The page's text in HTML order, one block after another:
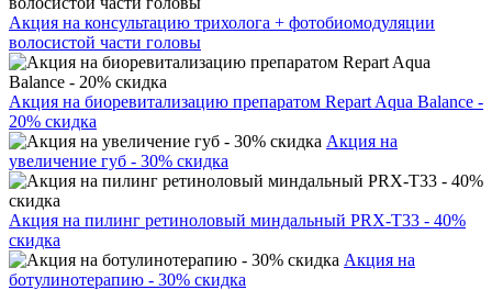
Акция на консультацию трихолога + фотобиомодуляции
волосистой части головы
Акция на биоревитализацию препаратом Repart Aqua Balance -
20% скидка
Акция на
увеличение губ - 30% скидка
Акция на пилинг ретиноловый миндальный PRX-T33 - 40%
скидка
Акция на
ботулинотерапию - 30% скидка